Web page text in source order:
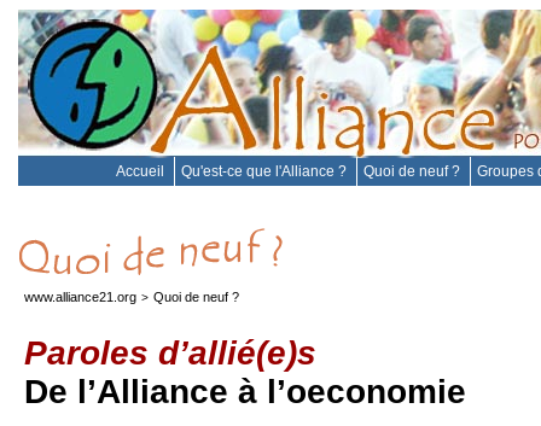
Accueil Qu'est-ce que l'Alliance ? Quoi de neuf ? Groupes
www.alliance21.org > Quoi de neuf ?
Paroles d’allié(e)s
De l’Alliance à l’oeconomie